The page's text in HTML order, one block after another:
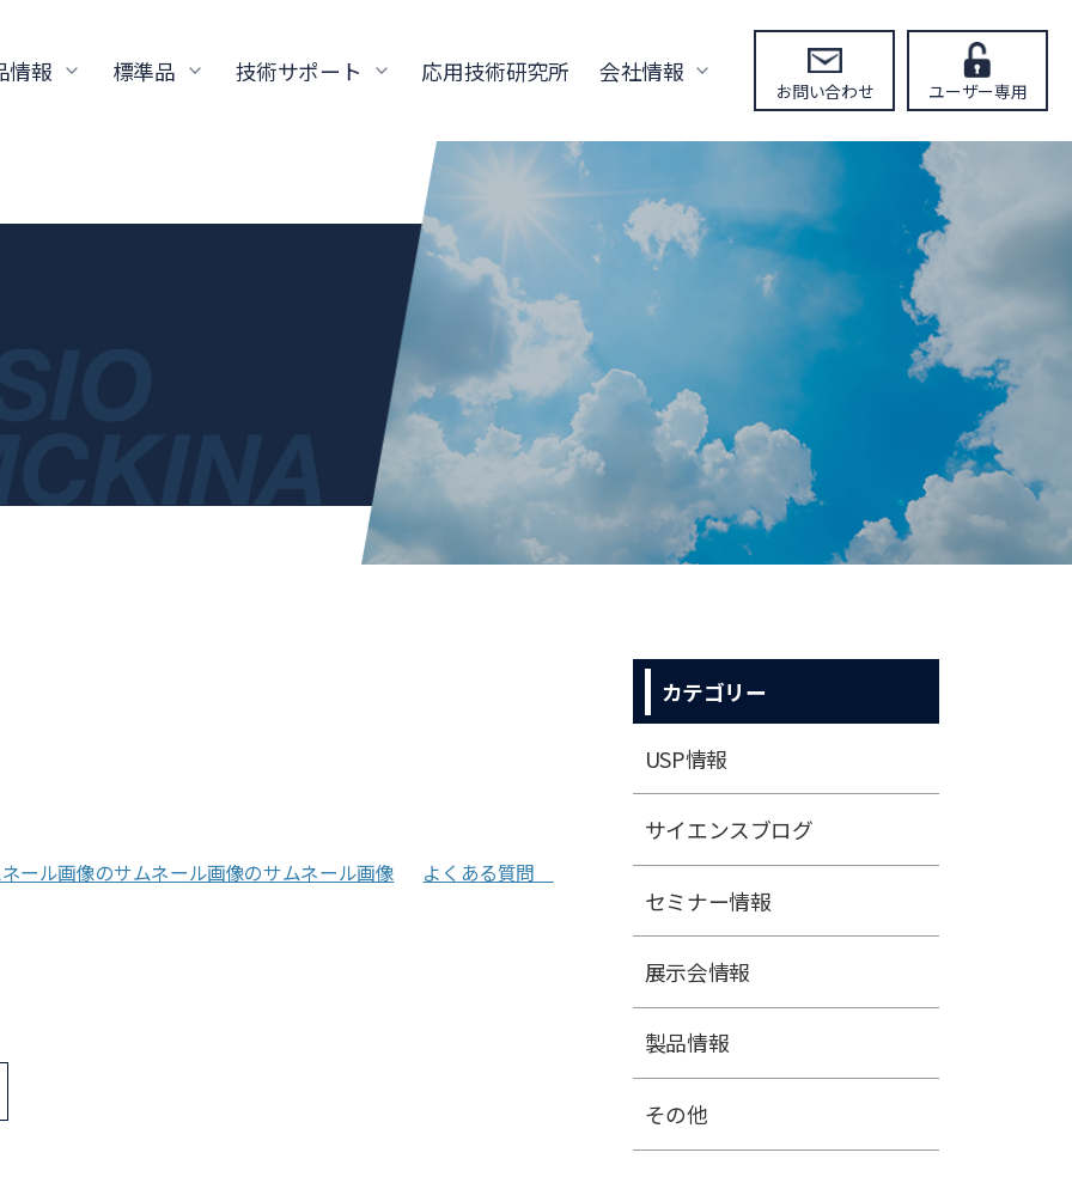
情報 標準品 技術サポート 応用技術研究所 会社情報
お問い合わせ ユーザー専用
よくある質問
カテゴリー
USP情報
サイエンスブログ
セミナー情報
展⽰会情報
製品情報
その他